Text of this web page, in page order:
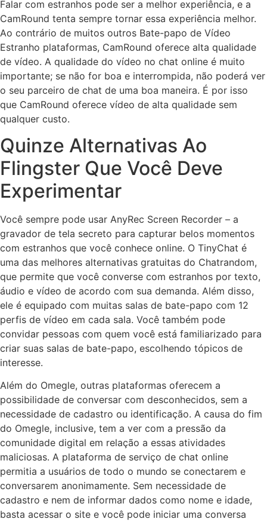
Falar com estranhos pode ser a melhor experiência, e a
CamRound tenta sempre tornar essa experiência melhor.
Ao contrário de muitos outros Bate-papo de Vídeo
Estranho plataformas, CamRound oferece alta qualidade
de vídeo. A qualidade do vídeo no chat online é muito
importante; se não for boa e interrompida, não poderá ver
o seu parceiro de chat de uma boa maneira. É por isso
que CamRound oferece vídeo de alta qualidade sem
qualquer custo.
Quinze Alternativas Ao
Flingster Que Você Deve
Experimentar
Você sempre pode usar AnyRec Screen Recorder – a
gravador de tela secreto para capturar belos momentos
com estranhos que você conhece online. O TinyChat é
uma das melhores alternativas gratuitas do Chatrandom,
que permite que você converse com estranhos por texto,
áudio e vídeo de acordo com sua demanda. Além disso,
ele é equipado com muitas salas de bate-papo com 12
perfis de vídeo em cada sala. Você também pode
convidar pessoas com quem você está familiarizado para
criar suas salas de bate-papo, escolhendo tópicos de
interesse.
Além do Omegle, outras plataformas oferecem a
possibilidade de conversar com desconhecidos, sem a
necessidade de cadastro ou identificação. A causa do fim
do Omegle, inclusive, tem a ver com a pressão da
comunidade digital em relação a essas atividades
maliciosas. A plataforma de serviço de chat online
permitia a usuários de todo o mundo se conectarem e
conversarem anonimamente. Sem necessidade de
cadastro e nem de informar dados como nome e idade,
basta acessar o site e você pode iniciar uma conversa